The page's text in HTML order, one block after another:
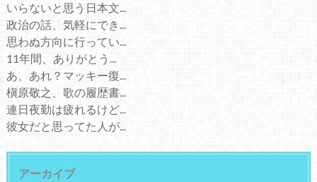
いらないと思う日本文...
政治の話、気軽にでき...
思わぬ方向に行ってい...
11年間、ありがとう...
あ、あれ？マッキー復...
槇原敬之、歌の履歴書...
連日夜勤は疲れるけど...
彼女だと思ってた人が...
アーカイブ